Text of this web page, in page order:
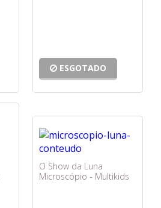
ESGOTADO
O Show da Luna
Microscópio - Multikids